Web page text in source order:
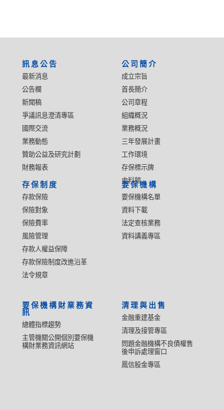
訊息公告
最新消息
公告欄
新聞稿
爭議訊息澄清專區
國際交流
業務動態
贊助公益及研究計劃
財務報表
公司簡介
成立宗旨
首長簡介
公司章程
組織概況
業務概況
三年發展計畫
工作環境
存保標示牌
史料館
存保制度
存款保險
保險對象
保險費率
風險管理
存款人權益保障
存款保險制度改進沿革
法令規章
要保機構
要保機構名單
資料下載
法定查核業務
資料講義專區
要保機構財業務資
訊
總體指標趨勢
主管機關公開個別要保機
構財業務資訊網站
清理與出售
金融重建基金
清理及接管專區
問題金融機構不良債權售
後申訴處理窗口
鳳信股金專區